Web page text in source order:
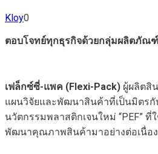
Kloy0
ตอบโจทย์ทุกธุรกิจด้วยกลุ่มผลิตภัณ
เฟล็กซ์ซี่-แพค (Flexi-Pack) ผู้ผลิตสิ
แผนวิจัยและพัฒนาสินค้าที่เป็นมิตรกั
นวัตกรรมพลาสติกเจนใหม่ “PEF”
พัฒนาคุณภาพสินค้ามาอย่างต่อเนื่อง